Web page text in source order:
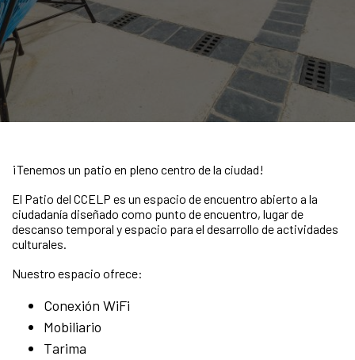
¡Tenemos un patio en pleno centro de la ciudad!
El Patio del CCELP es un espacio de encuentro abierto a la
ciudadanía diseñado como punto de encuentro, lugar de
descanso temporal y espacio para el desarrollo de actividades
culturales.
Nuestro espacio ofrece:
Conexión WiFi
Mobiliario
Tarima